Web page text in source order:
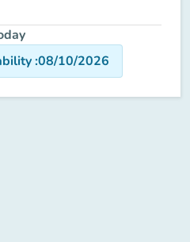
:08/10/2026